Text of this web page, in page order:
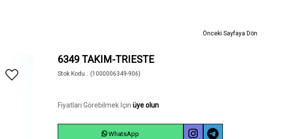
Önceki Sayfaya Dön
6349 TAKIM-TRIESTE
Stok Kodu (1000006349-906)
Fiyatları Görebilmek İçin üye olun
WhatsApp